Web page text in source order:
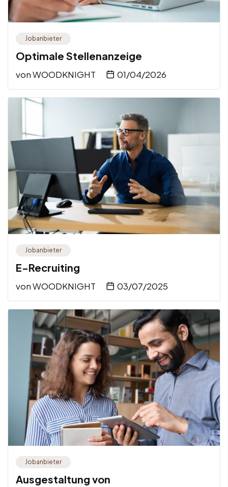
Jobanbieter
Optimale Stellenanzeige
vonWOODKNIGHT 01/04/2026
Jobanbieter
E-Recruiting
vonWOODKNIGHT 03/07/2025
Jobanbieter
Ausgestaltung von